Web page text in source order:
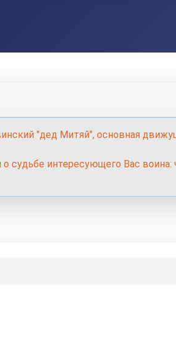
"дед Митяй", основная
интересующего Вас воина: